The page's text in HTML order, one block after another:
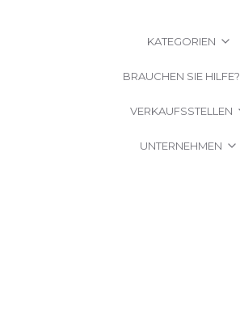
KATEGORIEN
BRAUCHEN SIE HILFE?
VERKAUFSSTELLEN
UNTERNEHMEN